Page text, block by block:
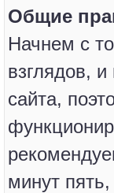
Общие
Начнем с
взглядов,
сайта,
минут